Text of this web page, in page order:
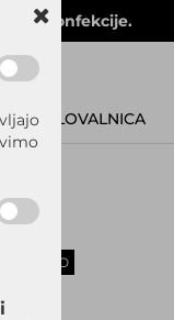
konfekcije.
POSLOVALNICA